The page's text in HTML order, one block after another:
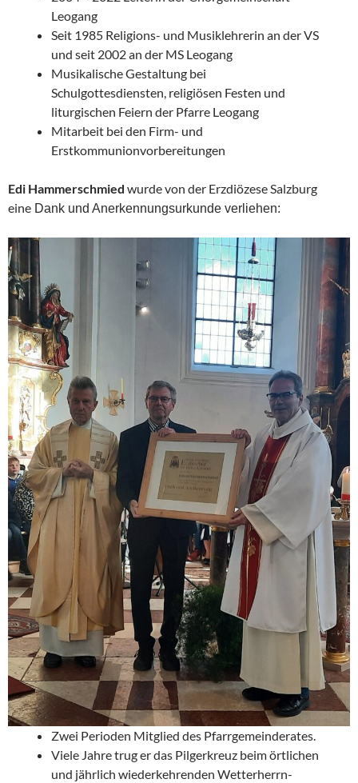
Leogang
Seit 1985 Religions- und Musiklehrerin an der VS
und seit 2002 an der MS Leogang
Musikalische Gestaltung bei
Schulgottesdiensten, religiösen Festen und
liturgischen Feiern der Pfarre Leogang
Mitarbeit bei den Firm- und
Erstkommunionvorbereitungen
Edi Hammerschmied wurde von der Erzdiözese Salzburg
eine Dank und Anerkennungsurkunde verliehen:
Zwei Perioden Mitglied des Pfarrgemeinderates.
Viele Jahre trug er das Pilgerkreuz beim örtlichen
und jährlich wiederkehrenden Wetterherrn-